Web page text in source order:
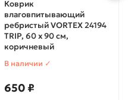
Коврик
влаговпитывающий
ребристый VORTEX 24194
TRIP, 60 х 90 см,
коричневый
В наличии ✓
650 ₽